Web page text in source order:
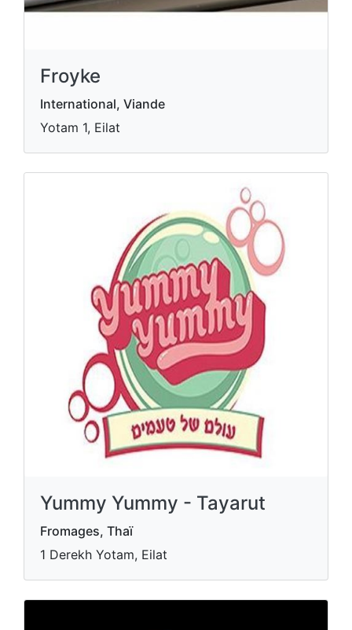
Froyke
International, Viande
Yotam 1, Eilat
Yummy Yummy - Tayarut
Fromages, Thaï
1 Derekh Yotam, Eilat